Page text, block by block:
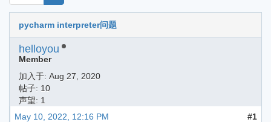
pycharm interpreter问题
helloyou
Member
加入于: Aug 27, 2020
帖子: 10
声望: 1
May 10, 2022, 12:16 PM
#1